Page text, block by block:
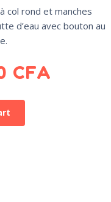
col rond et manches
d’eau avec bouton au
CFA